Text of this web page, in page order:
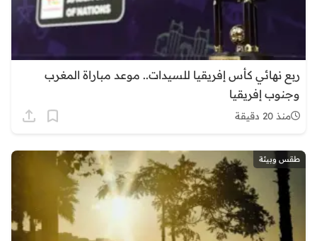
ربع نهائي كأس إفريقيا للسيدات.. موعد مباراة المغرب
وجنوب إفريقيا
منذ 20 دقيقة
طقس وبيئة